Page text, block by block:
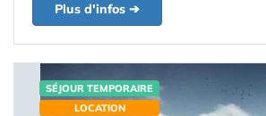
Plus d'infos ➔
SÉJOUR TEMPORAIRE
LOCATION